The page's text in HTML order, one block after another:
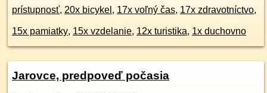
prístupnosť, 20x bicykel , 17x voľný čas, 17x zdravotníctvo,
15x pamiatky, 15x vzdelanie, 12x turistika, 1x duchovno
Jarovce, predpoveď počasia